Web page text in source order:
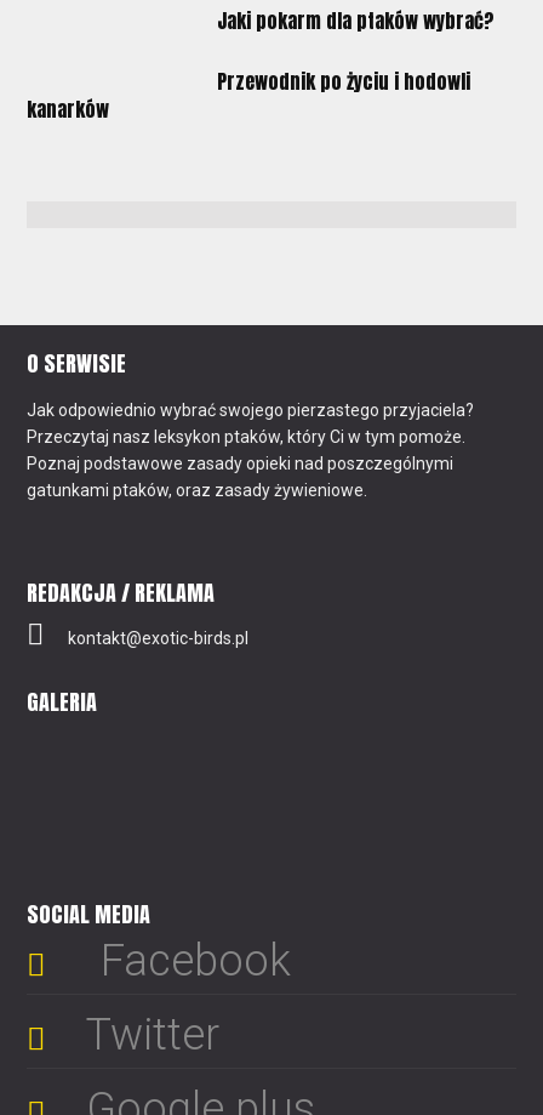
Jaki pokarm dla ptaków wybrać?
Przewodnik po życiu i hodowli
kanarków
O SERWISIE
Jak odpowiednio wybrać swojego pierzastego przyjaciela?
Przeczytaj nasz leksykon ptaków, który Ci w tym pomoże.
Poznaj podstawowe zasady opieki nad poszczególnymi
gatunkami ptaków, oraz zasady żywieniowe.
REDAKCJA / REKLAMA
kontakt@exotic-birds.pl
GALERIA
SOCIAL MEDIA
Facebook
Twitter